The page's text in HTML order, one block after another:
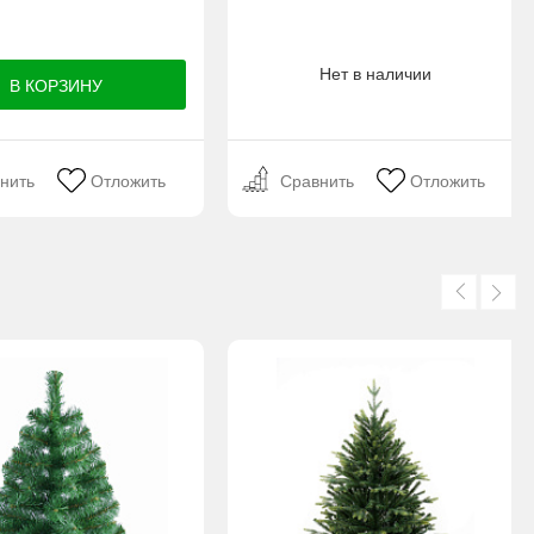
Отложить
Нет в наличии
Сравнить Отложить